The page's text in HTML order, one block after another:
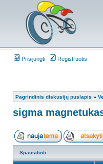
Prisijungti Registruotis
Pagrindinis diskusijų puslapis »
sigma
Spausdinti